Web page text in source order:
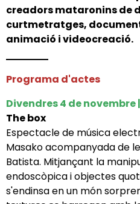
creadors mataronins de
curtmetratges,
animació i videocreació.
Programa d'actes
Divendres 4 de novembre
The box
Espectacle de música
Masako acompanyada de
Batista. Mitjançant la
endoscòpica i objectes
s'endinsa en un món